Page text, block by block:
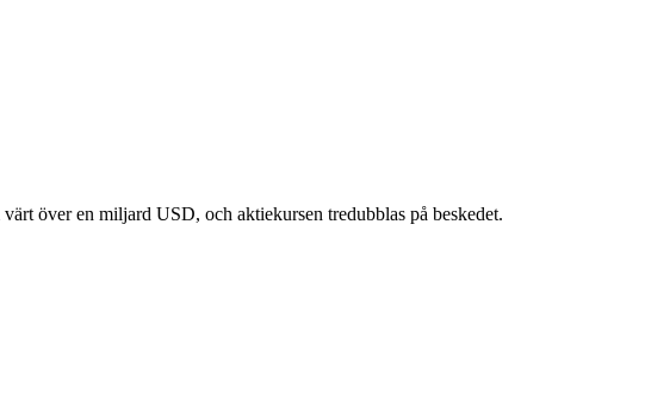
över en miljard USD, och aktiekursen tredubblas på beskedet.